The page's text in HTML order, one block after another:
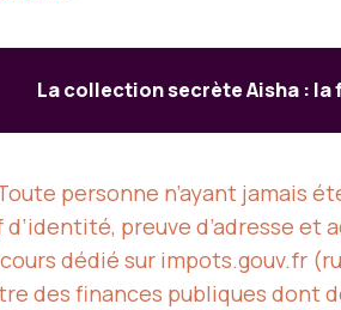
La collection secrète Aisha :
personne n’ayant jamais
preuve d’adresse et
dédié sur impots.gouv.fr
des finances publiques dont